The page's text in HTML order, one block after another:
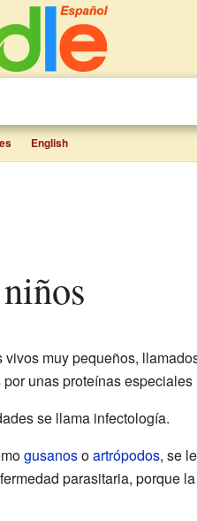
English
muy pequeños,
unas proteínas
se llama infectología.
gusanosoartrópodos, se
parasitaria, porque la